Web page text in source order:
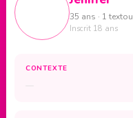
35 ans · 1 textou
Inscrit 18 ans
CONTEXTE
—